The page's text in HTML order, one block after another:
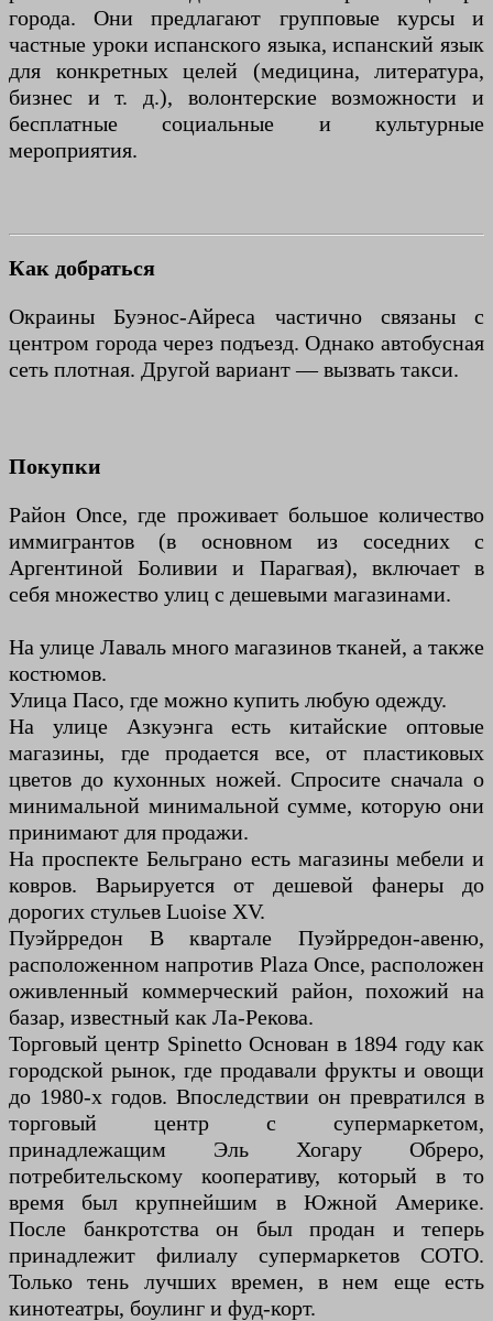
города. Они предлагают групповые курсы и
частные уроки испанского языка, испанский язык
для конкретных целей (медицина, литература,
бизнес и т. д.), волонтерские возможности и
бесплатные социальные и культурные
мероприятия.
Как добраться
Окраины Буэнос-Айреса частично связаны с
центром города через подъезд. Однако автобусная
сеть плотная. Другой вариант — вызвать такси.
Покупки
Район Once, где проживает большое количество
иммигрантов (в основном из соседних с
Аргентиной Боливии и Парагвая), включает в
себя множество улиц с дешевыми магазинами.
На улице Лаваль много магазинов тканей, а также
костюмов.
Улица Пасо, где можно купить любую одежду.
На улице Азкуэнга есть китайские оптовые
магазины, где продается все, от пластиковых
цветов до кухонных ножей. Спросите сначала о
минимальной минимальной сумме, которую они
принимают для продажи.
На проспекте Бельграно есть магазины мебели и
ковров. Варьируется от дешевой фанеры до
дорогих стульев Luoise XV.
Пуэйрредон В квартале Пуэйрредон-авеню,
расположенном напротив Plaza Once, расположен
оживленный коммерческий район, похожий на
базар, известный как Ла-Рекова.
Торговый центр Spinetto Основан в 1894 году как
городской рынок, где продавали фрукты и овощи
до 1980-х годов. Впоследствии он превратился в
торговый центр с супермаркетом,
принадлежащим Эль Хогару Обреро,
потребительскому кооперативу, который в то
время был крупнейшим в Южной Америке.
После банкротства он был продан и теперь
принадлежит филиалу супермаркетов COTO.
Только тень лучших времен, в нем еще есть
кинотеатры, боулинг и фуд-корт.